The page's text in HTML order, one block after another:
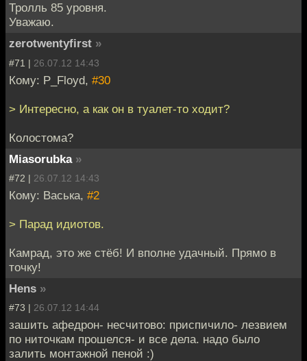
Тролль 85 уровня.
Уважаю.
zerotwentyfirst »
#71 | 26.07.12 14:43
Кому: P_Floyd, #30
> Интересно, а как он в туалет-то ходит?
Колостома?
Miasorubka »
#72 | 26.07.12 14:43
Кому: Васька, #2
> Парад идиотов.
Камрад, это же стёб! И вполне удачный. Прямо в
точку!
Hens »
#73 | 26.07.12 14:44
зашить афедрон- несчитово: приспичило- лезвием
по ниточкам прошелся- и все дела. надо было
залить монтажной пеной :)